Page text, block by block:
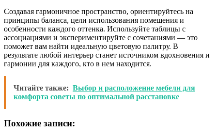
Создавая гармоничное пространство, ориентируйтесь на
принципы баланса, цели использования помещения и
особенности каждого оттенка. Используйте таблицы с
ассоциациями и экспериментируйте с сочетаниями — это
поможет вам найти идеальную цветовую палитру. В
результате любой интерьер станет источником вдохновения и
гармонии для каждого, кто в нем находится.
Читайте также: Выбор и расположение мебели для
комфорта советы по оптимальной расстановке
Похожие записи: